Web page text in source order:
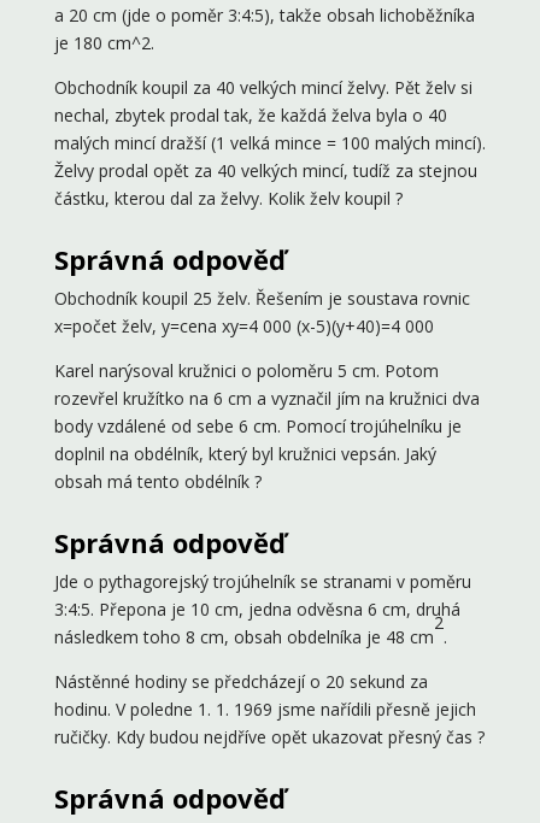
a 20 cm (jde o poměr 3:4:5), takže obsah lichoběžníka
je 180 cm^2.
Obchodník koupil za 40 velkých mincí želvy. Pět želv si
nechal, zbytek prodal tak, že každá želva byla o 40
malých mincí dražší (1 velká mince = 100 malých mincí).
Želvy prodal opět za 40 velkých mincí, tudíž za stejnou
částku, kterou dal za želvy. Kolik želv koupil ?
Správná odpověď
Obchodník koupil 25 želv. Řešením je soustava rovnic
x=počet želv, y=cena xy=4 000 (x-5)(y+40)=4 000
Karel narýsoval kružnici o poloměru 5 cm. Potom
rozevřel kružítko na 6 cm a vyznačil jím na kružnici dva
body vzdálené od sebe 6 cm. Pomocí trojúhelníku je
doplnil na obdélník, který byl kružnici vepsán. Jaký
obsah má tento obdélník ?
Správná odpověď
Jde o pythagorejský trojúhelník se stranami v poměru
3:4:5. Přepona je 10 cm, jedna odvěsna 6 cm, druhá
následkem toho 8 cm, obsah obdelníka je 48 cm
2
.
Nástěnné hodiny se předcházejí o 20 sekund za
hodinu. V poledne 1. 1. 1969 jsme nařídili přesně jejich
ručičky. Kdy budou nejdříve opět ukazovat přesný čas ?
Správná odpověď